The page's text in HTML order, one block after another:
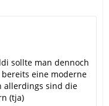
sollte man dennoch
eine moderne
allerdings sind die
(tja)